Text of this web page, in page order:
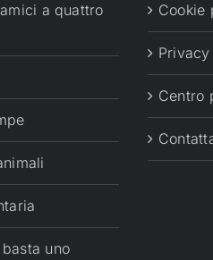
a quattro
uno
Cookie
Centro